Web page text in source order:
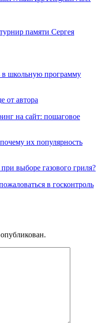
памяти Сергея
школьную программу
от автора
на сайт: пошаговое
их популярность
выборе газового гриля?
в госконтроль